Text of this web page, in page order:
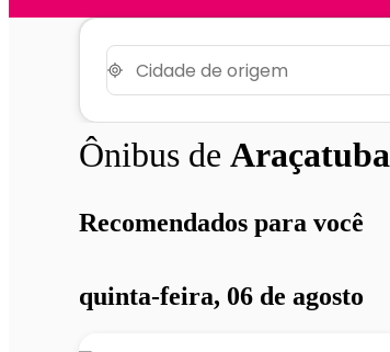
Ônibus de Araçatuba
Recomendados para você
quinta-feira, 06 de agosto